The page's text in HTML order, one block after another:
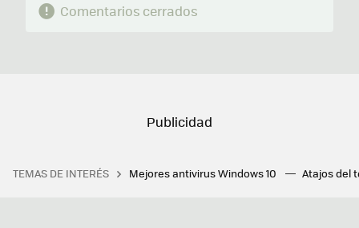
Comentarios cerrados
TEMAS DE INTERÉS Mejores antivirus Windows 10 Atajos del